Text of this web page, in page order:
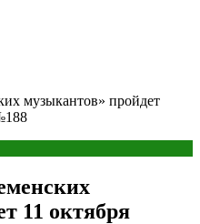
музыкантов» пройдет
11 октября